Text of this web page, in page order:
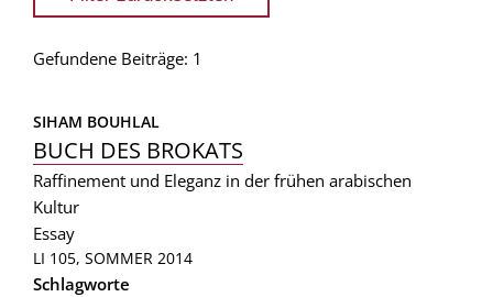
Gefundene Beiträge: 1
SIHAM BOUHLAL
BUCH DES BROKATS
Raffinement und Eleganz in der frühen arabischen
Kultur
Essay
LI 105, SOMMER 2014
Schlagworte